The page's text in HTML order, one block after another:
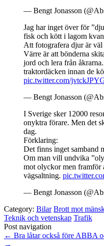
— Bengt Jonasson
Jag har inget över för
fisk och kött i lagom
Att fotografera djur är
Värre är att bönderna
jord och lera från
traktordäcken innan de
pic.twitter.com/
— Bengt Jonasson
I Sverige sker 12000
onyktra förare. Men det
dag.
Förklaring:
Det finns inget samband
Om man vill undvika
mot olyckor men
vägsaltning.
— Bengt Jonasson
Category: Bilar Brott mot
Teknik och vetenskap Trafik
Post navigation
← Bra låtar också före ABBA
→